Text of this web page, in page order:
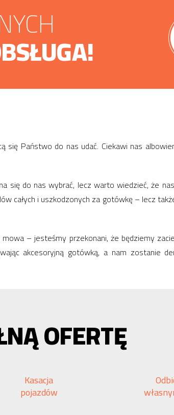
Państwo do nas udać. Ciekawi nas
się do nas wybrać, lecz warto wiedzieć, że
całych i uszkodzonych za gotówkę – lecz
– jesteśmy przekonani, że będziemy
akcesoryjną gotówką, a nam zostanie
OFERTĘ
Kasacja
pojazdów